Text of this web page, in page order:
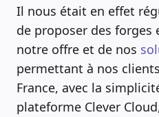
Il nous était en effet
de proposer des forges
notre offre et de nos
permettant à nos
France, avec la
plateforme Clever